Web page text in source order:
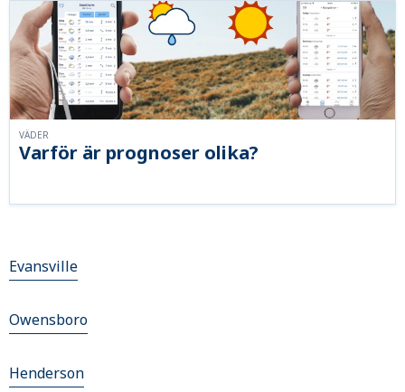
Varför är prognoser olika?
VÄDER
Evansville
Owensboro
Henderson